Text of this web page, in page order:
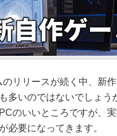
リリースが続く中、新
多いのではないでしょ
のいいところですが、
必要になってきます。